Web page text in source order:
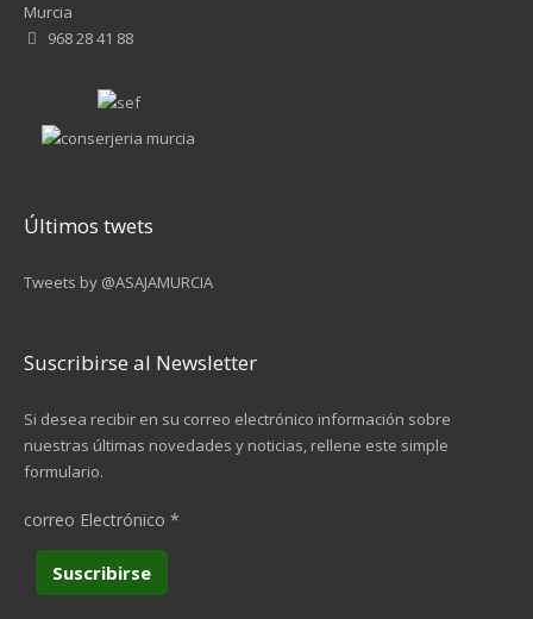
Murcia
968 28 41 88
Últimos twets
Tweets by @ASAJAMURCIA
Suscribirse al Newsletter
Si desea recibir en su correo electrónico información sobre
nuestras últimas novedades y noticias, rellene este simple
formulario.
correo Electrónico *